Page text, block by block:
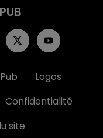
PUB
Logos
Confidentialité
site